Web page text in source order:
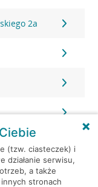
2a
(tzw. ciasteczek) i
działanie serwisu,
a także
stronach